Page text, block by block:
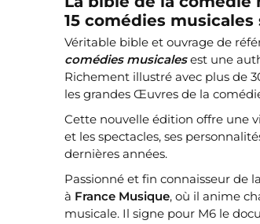
15 comédies musicales
Véritable bible et ouvrage de
comédies musicalesest une
Richement illustré avec plus de
les grandes Œuvres de la
Cette nouvelle édition offre une
et les spectacles, ses
dernières années.
Passionné et fin connaisseur de
à France Musique, où il anime
musicale. Il signe pour M6 le